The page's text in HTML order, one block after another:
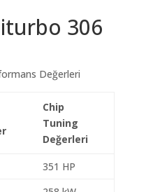
306
Değerleri
Chip
Tuning
Değerleri
351 HP